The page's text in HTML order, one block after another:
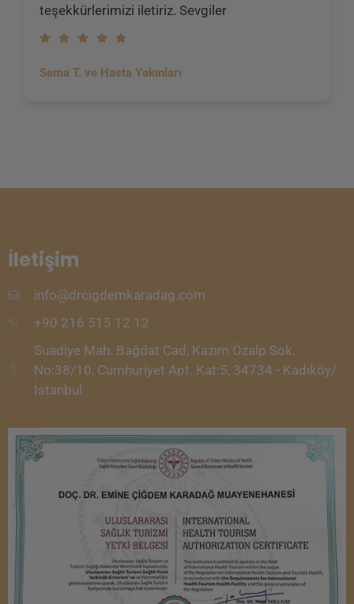
teşekkürlerimizi iletiriz. Sevgiler
Sema T. ve Hasta Yakınları
İletişim
info@drcigdemkaradag.com
+90 216 515 12 12
Suadiye Mah. Bağdat Cad, Kazım Özalp Sok.
No:38/10, Cumhuriyet Apt. Kat:5, 34734 - Kadıköy/
İstanbul